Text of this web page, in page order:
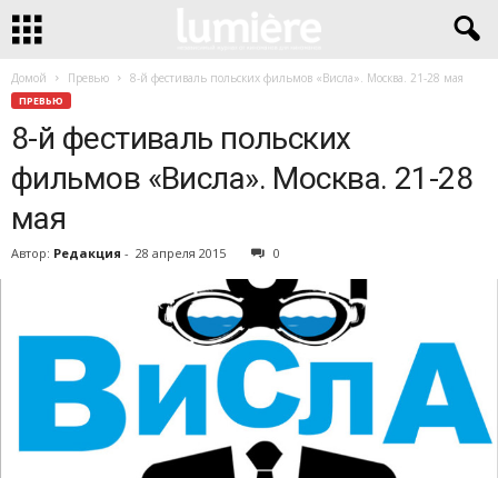
Домой Превью 8-й фестиваль польских фильмов «Висла». Москва. 21-28 мая
ПРЕВЬЮ
8-й фестиваль польских
фильмов «Висла». Москва. 21-28
мая
Автор: Редакция - 28 апреля 2015 0